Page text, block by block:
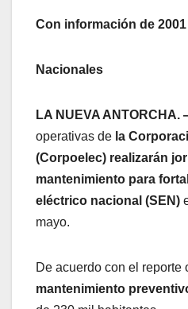
Con información de 2001
Nacionales
LA NUEVA ANTORCHA.
operativas de la
(Corpoelec) realizarán
mantenimiento para
eléctrico nacional (SEN)
mayo.
De acuerdo con el reporte
mantenimiento